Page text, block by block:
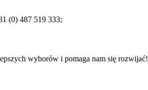
(0) 487 519 333;
wyborów i pomaga nam się rozwijać!